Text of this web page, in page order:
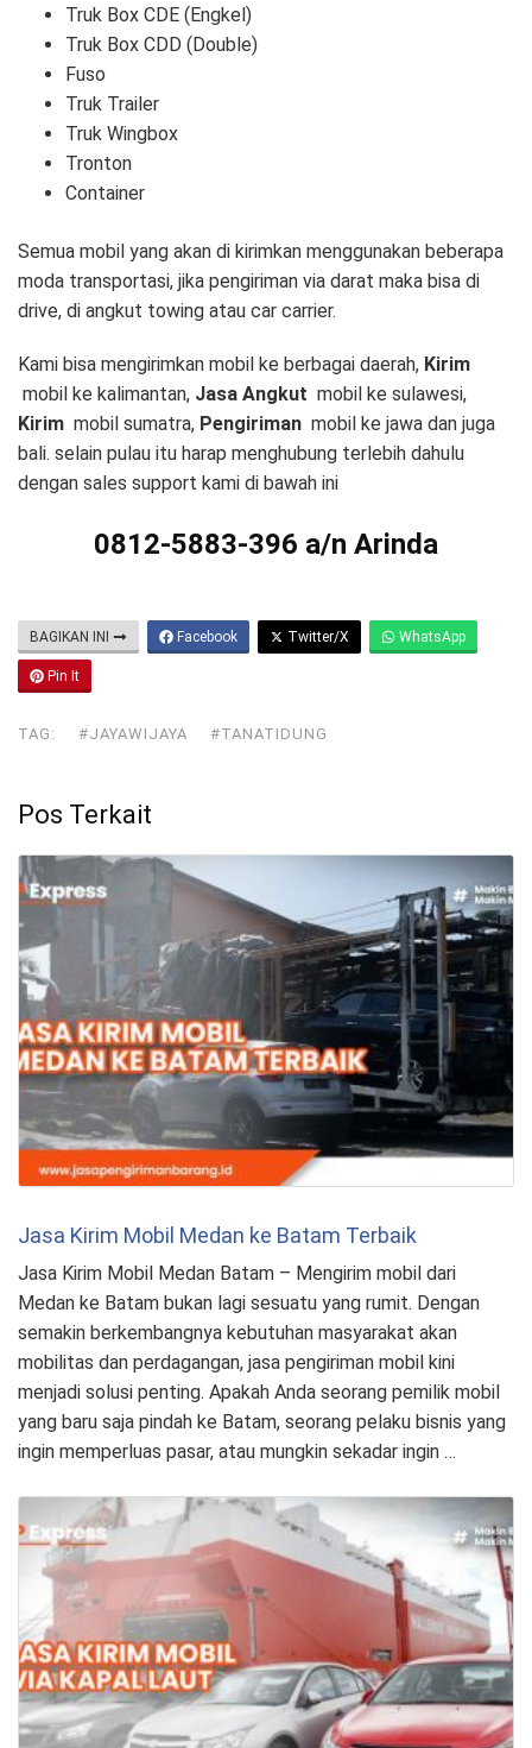
Truk Box CDE (Engkel)
Truk Box CDD (Double)
Fuso
Truk Trailer
Truk Wingbox
Tronton
Container
Semua mobil yang akan di kirimkan menggunakan beberapa
moda transportasi, jika pengiriman via darat maka bisa di
drive, di angkut towing atau car carrier.
Kami bisa mengirimkan mobil ke berbagai daerah, Kirim
mobil ke kalimantan, Jasa Angkut mobil ke sulawesi,
Kirim mobil sumatra, Pengiriman mobil ke jawa dan juga
bali. selain pulau itu harap menghubung terlebih dahulu
dengan sales support kami di bawah ini
0812-5883-396 a/n Arinda
BAGIKAN INI Facebook Twitter/X WhatsApp
Pin It
TAG: #JAYAWIJAYA #TANATIDUNG
Pos Terkait
Jasa Kirim Mobil Medan ke Batam Terbaik
Jasa Kirim Mobil Medan Batam – Mengirim mobil dari
Medan ke Batam bukan lagi sesuatu yang rumit. Dengan
semakin berkembangnya kebutuhan masyarakat akan
mobilitas dan perdagangan, jasa pengiriman mobil kini
menjadi solusi penting. Apakah Anda seorang pemilik mobil
yang baru saja pindah ke Batam, seorang pelaku bisnis yang
ingin memperluas pasar, atau mungkin sekadar ingin …